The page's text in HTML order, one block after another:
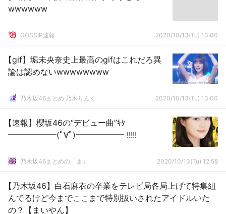
wwwwww
GOSSIP速報 2020/10/13(Tu) 13:00
【gif】堀未央奈史上最高のgifはこれだろ異
論は認めないwwwwwwww
乃木坂46まとめ 乃木りんく 2020/10/13(Tu) 13:00
【速報】櫻坂46の“デビュー曲”ｷﾀ
━━━━━━(ﾟ∀ﾟ)━━━━━━ !!!!!
乃木坂46まとめの「ま」 2020/10/13(Tu) 12:58
【乃木坂46】白石麻衣の卒業をテレビ局各局上げて特集組
んでるけど今までここまで特別扱いされたアイドルいた
の？【まいやん】